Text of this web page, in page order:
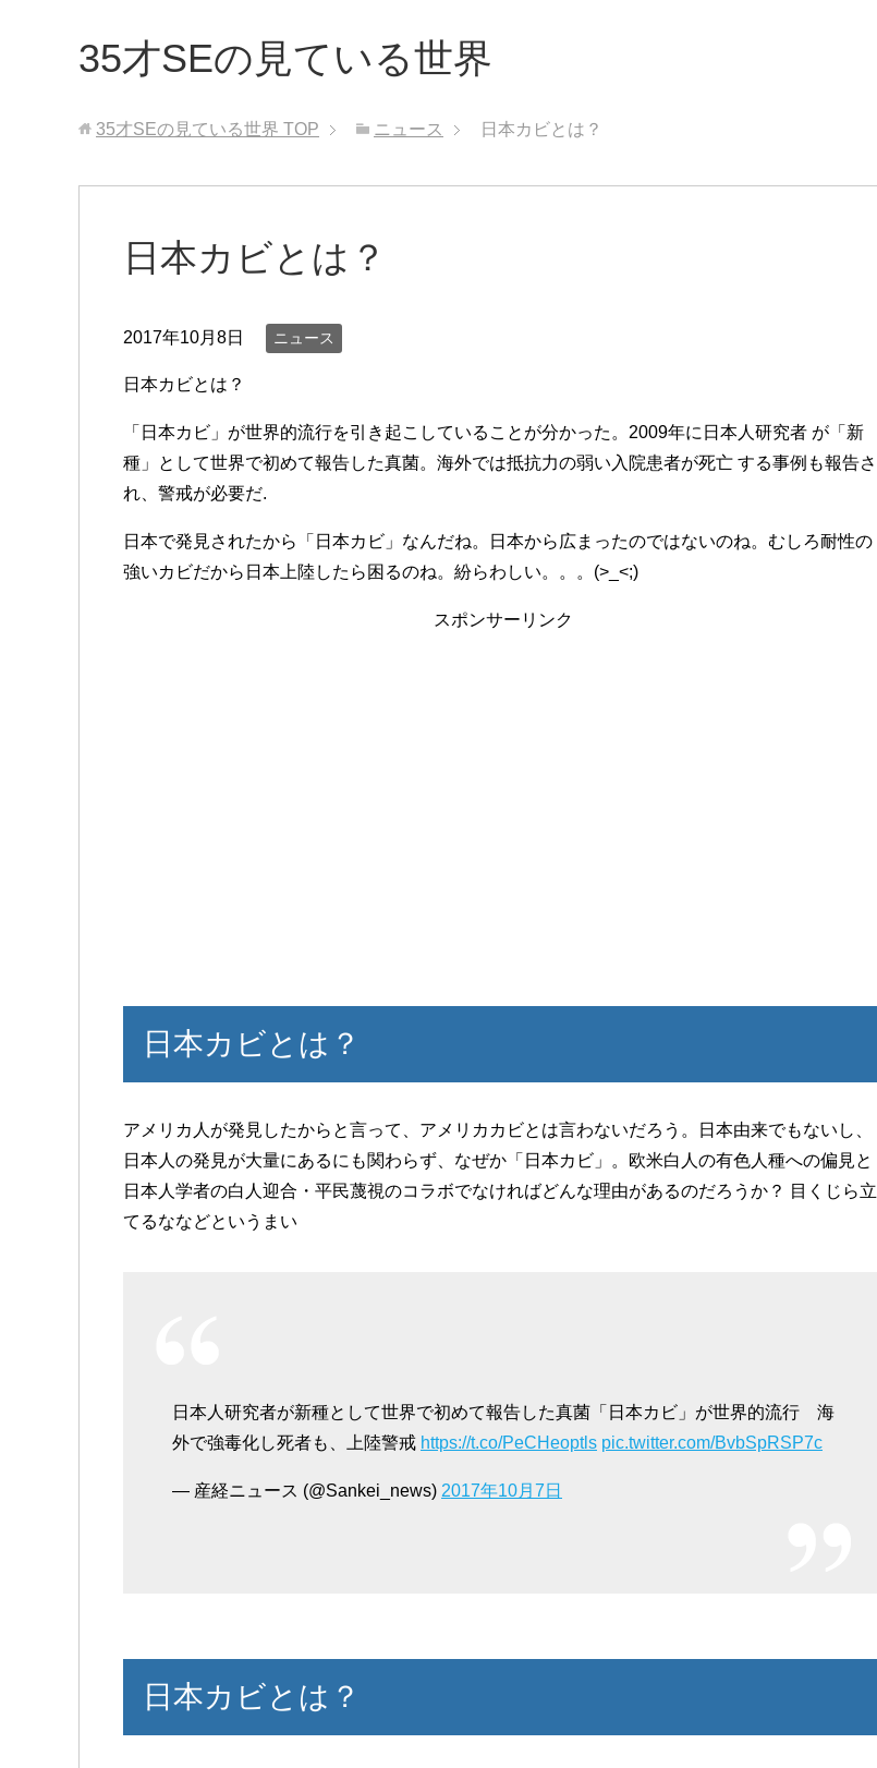
35才SEの見ている世界
35才SEの見ている世界 TOP ニュース 日本カビとは？
日本カビとは？
2017年10月8日 ニュース
日本カビとは？
「日本カビ」が世界的流行を引き起こしていることが分かった。2009年に日本人研究者 が「新
種」として世界で初めて報告した真菌。海外では抵抗力の弱い入院患者が死亡 する事例も報告さ
れ、警戒が必要だ.
日本で発見されたから「日本カビ」なんだね。日本から広まったのではないのね。むしろ耐性の
強いカビだから日本上陸したら困るのね。紛らわしい。。。(>_<;)
スポンサーリンク
日本カビとは？
アメリカ人が発見したからと言って、アメリカカビとは言わないだろう。日本由来でもないし、
日本人の発見が大量にあるにも関わらず、なぜか「日本カビ」。欧米白人の有色人種への偏見と
日本人学者の白人迎合・平民蔑視のコラボでなければどんな理由があるのだろうか？ 目くじら立
てるななどというまい
日本人研究者が新種として世界で初めて報告した真菌「日本カビ」が世界的流行 海
外で強毒化し死者も、上陸警戒 https://t.co/PeCHeoptls pic.twitter.com/BvbSpRSP7c
— 産経ニュース (@Sankei_news) 2017年10月7日
日本カビとは？